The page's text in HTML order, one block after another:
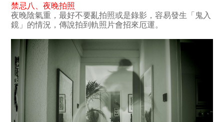
禁忌八 、夜晚拍照
夜晚陰氣重，最好不要亂拍照或是錄影，容易發生「鬼入
鏡」的情況，傳說拍到軌照片會招來厄運。